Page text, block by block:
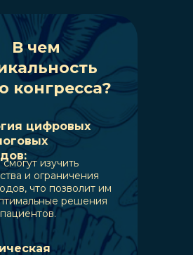
В чем
конгресса?
цифровых
изучить
и ограничения
что позволит им
решения